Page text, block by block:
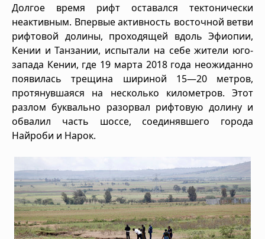
Долгое время рифт оставался тектонически
неактивным. Впервые активность восточной ветви
рифтовой долины, проходящей вдоль Эфиопии,
Кении и Танзании, испытали на себе жители юго-
запада Кении, где 19 марта 2018 года неожиданно
появилась трещина шириной 15—20 метров,
протянувшаяся на несколько километров. Этот
разлом буквально разорвал рифтовую долину и
обвалил часть шоссе, соединявшего города
Найроби и Нарок.